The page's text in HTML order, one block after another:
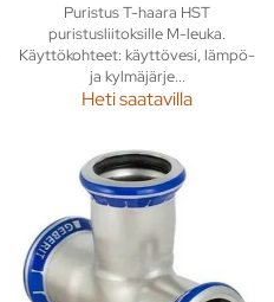
Puristus T-haara HST
puristusliitoksille M-leuka.
Käyttökohteet: käyttövesi, lämpö-
ja kylmäjärje...
Heti saatavilla